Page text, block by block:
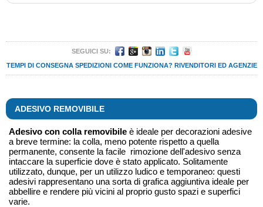
SEGUICI SU:
TEMPI DI CONSEGNA SPEDIZIONI COME FUNZIONA? RIVENDITORI ED AGENZIE
ADESIVO REMOVIBILE
Adesivo con colla removibile è ideale per decorazioni adesive
a breve termine: la colla, meno potente rispetto a quella
permanente, consente la facile rimozione dell'adesivo senza
intaccare la superficie dove è stato applicato. Solitamente
utilizzato, dunque, per un utilizzo ludico e temporaneo: questi
adesivi rappresentano una sorta di grafica aggiuntiva ideale per
abbellire e rendere più vicini al proprio gusto spazi e superfici
varie.